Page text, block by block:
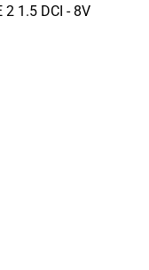
2 1.5 DCI - 8V